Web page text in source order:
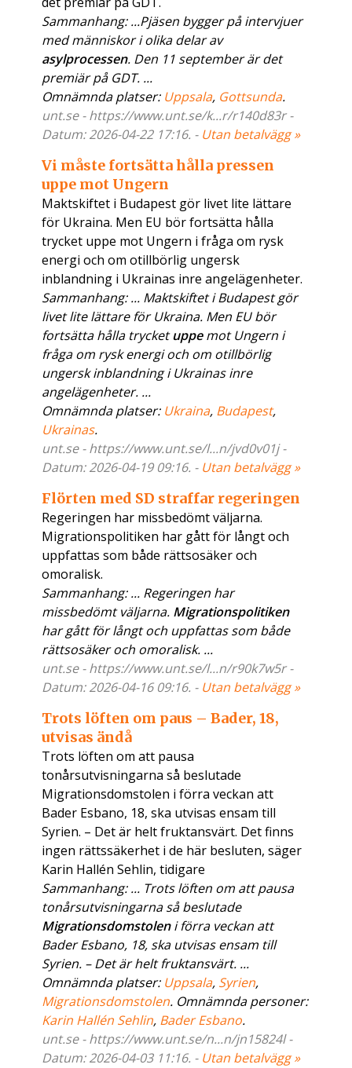
Sammanhang: ...Pjäsen bygger på intervjuer
med människor i olika delar av
asylprocessen. Den 11 september är det
premiär på GDT. ...
Omnämnda platser: Uppsala, Gottsunda.
unt.se - https://www.unt.se/k...r/r140d83r -
Datum: 2026-04-22 17:16. - Utan betalvägg »
Vi måste fortsätta hålla pressen
uppe mot Ungern
Maktskiftet i Budapest gör livet lite lättare
för Ukraina. Men EU bör fortsätta hålla
trycket uppe mot Ungern i fråga om rysk
energi och om otillbörlig ungersk
inblandning i Ukrainas inre angelägenheter.
Sammanhang: ... Maktskiftet i Budapest gör
livet lite lättare för Ukraina. Men EU bör
fortsätta hålla trycketuppemot Ungern i
fråga om rysk energi och om otillbörlig
ungersk inblandning i Ukrainas inre
angelägenheter. ...
Omnämnda platser: Ukraina, Budapest,
Ukrainas.
unt.se - https://www.unt.se/l...n/jvd0v01j -
Datum: 2026-04-19 09:16. - Utan betalvägg »
Flörten med SD straffar regeringen
Regeringen har missbedömt väljarna.
Migrationspolitiken har gått för långt och
uppfattas som både rättsosäker och
omoralisk.
Sammanhang: ... Regeringen har
missbedömt väljarna. Migrationspolitiken
har gått för långt och uppfattas som både
rättsosäker och omoralisk. ...
unt.se - https://www.unt.se/l...n/r90k7w5r -
Datum: 2026-04-16 09:16. - Utan betalvägg »
Trots löften om paus – Bader, 18,
utvisas ändå
Trots löften om att pausa
tonårsutvisningarna så beslutade
Migrationsdomstolen i förra veckan att
Bader Esbano, 18, ska utvisas ensam till
Syrien. – Det är helt fruktansvärt. Det finns
ingen rättssäkerhet i de här besluten, säger
Karin Hallén Sehlin, tidigare
Sammanhang: ... Trots löften om att pausa
tonårsutvisningarna så beslutade
Migrationsdomstoleni förra veckan att
Bader Esbano, 18, ska utvisas ensam till
Syrien. – Det är helt fruktansvärt. ...
Omnämnda platser: Uppsala, Syrien,
Migrationsdomstolen. Omnämnda personer:
Karin Hallén Sehlin, Bader Esbano.
unt.se - https://www.unt.se/n...n/jn15824l -
Datum: 2026-04-03 11:16. - Utan betalvägg »